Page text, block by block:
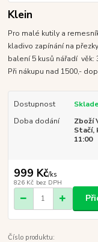
Klein
Pro malé kutily a
kladivo zapínání na
balení 5 kusů nářadí
Při nákupu nad 1500,-
Dostupnost
Doba dodání
Zboží
Stačí,
11:00
999 Kč/ks
826 Kč bez DPH
Číslo produktu: